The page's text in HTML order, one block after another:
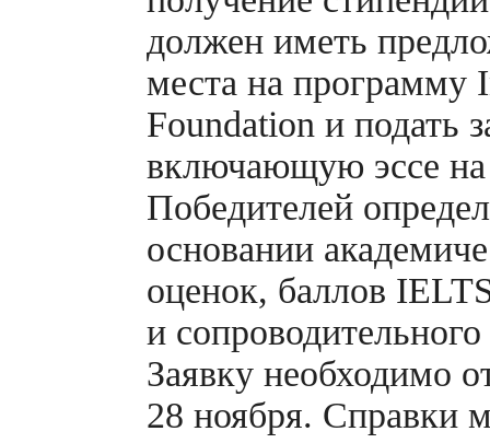
должен иметь
места на программу
Foundation и подать
включающую эссе на
Победителей
основании
оценок, баллов
и сопроводительного
Заявку необходимо
28 ноября. Справки